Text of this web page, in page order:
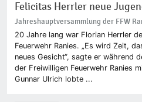
Felicitas Herrler neue
Jahreshauptversammlung der FFW
20 Jahre lang war Florian Herrler
Feuerwehr Ranies. „Es wird Zeit,
neues Gesicht“, sagte er während
der Freiwilligen Feuerwehr Ranies
Gunnar Ulrich lobte ...